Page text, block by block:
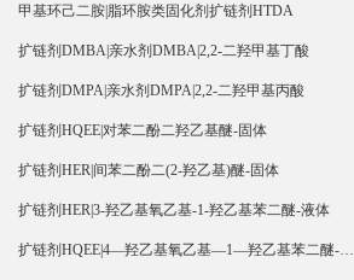
甲基环己二胺|脂环胺类固化剂扩链剂HTDA
扩链剂DMBA|亲水剂DMBA|2,2-二羟甲基丁酸
扩链剂DMPA|亲水剂DMPA|2,2-二羟甲基丙酸
扩链剂HQEE|对苯二酚二羟乙基醚-固体
扩链剂HER|间苯二酚二(2-羟乙基)醚-固体
扩链剂HER|3-羟乙基氧乙基-1-羟乙基苯二醚-液体
扩链剂HQEE|4—羟乙基氧乙基—1—羟乙基苯二醚-液体